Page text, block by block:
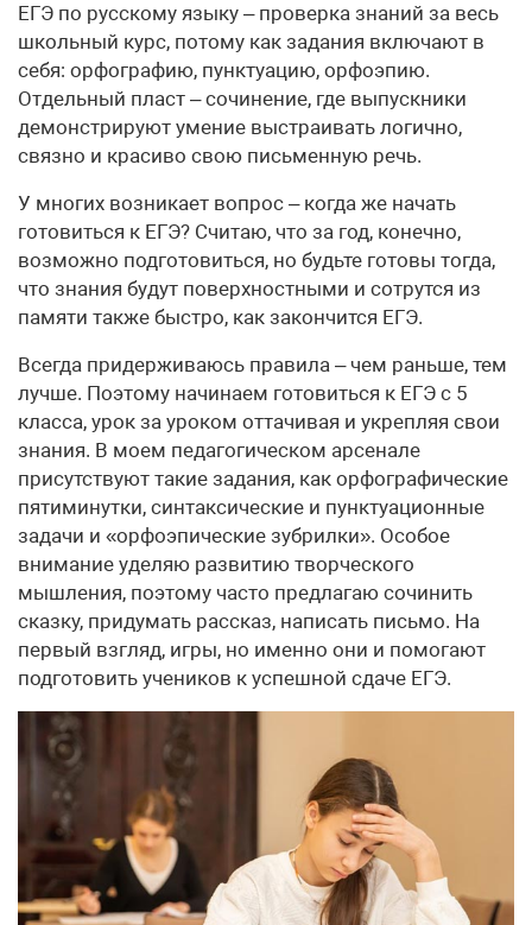
ЕГЭ по русскому языку – проверка знаний за весь
школьный курс, потому как задания включают в
себя: орфографию, пунктуацию, орфоэпию.
Отдельный пласт – сочинение, где выпускники
демонстрируют умение выстраивать логично,
связно и красиво свою письменную речь.
У многих возникает вопрос – когда же начать
готовиться к ЕГЭ? Считаю, что за год, конечно,
возможно подготовиться, но будьте готовы тогда,
что знания будут поверхностными и сотрутся из
памяти также быстро, как закончится ЕГЭ.
Всегда придерживаюсь правила – чем раньше, тем
лучше. Поэтому начинаем готовиться к ЕГЭ с 5
класса, урок за уроком оттачивая и укрепляя свои
знания. В моем педагогическом арсенале
присутствуют такие задания, как орфографические
пятиминутки, синтаксические и пунктуационные
задачи и «орфоэпические зубрилки». Особое
внимание уделяю развитию творческого
мышления, поэтому часто предлагаю сочинить
сказку, придумать рассказ, написать письмо. На
первый взгляд, игры, но именно они и помогают
подготовить учеников к успешной сдаче ЕГЭ.